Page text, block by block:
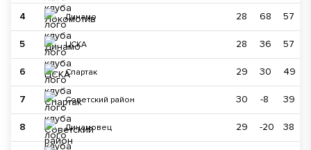
4 Динамо 28 68 57
5 ЦСКА 28 36 57
6 Спартак 29 30 49
7 Советский район 30 -8 39
8 Динамовец 29 -20 38